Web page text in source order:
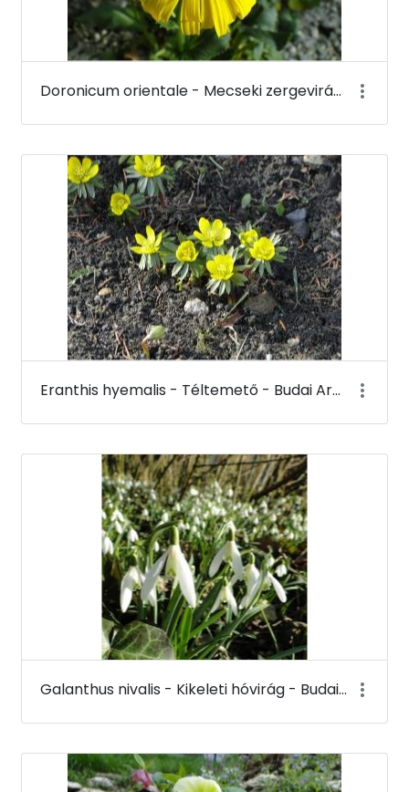
Doronicum orientale - Mecseki zergevirág - Budai Arborétum
Eranthis hyemalis - Téltemető - Budai Arborétum
Galanthus nivalis - Kikeleti hóvirág - Budai Arborétum